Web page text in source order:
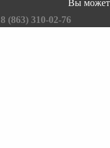
Вы
8 (863) 310-02-76